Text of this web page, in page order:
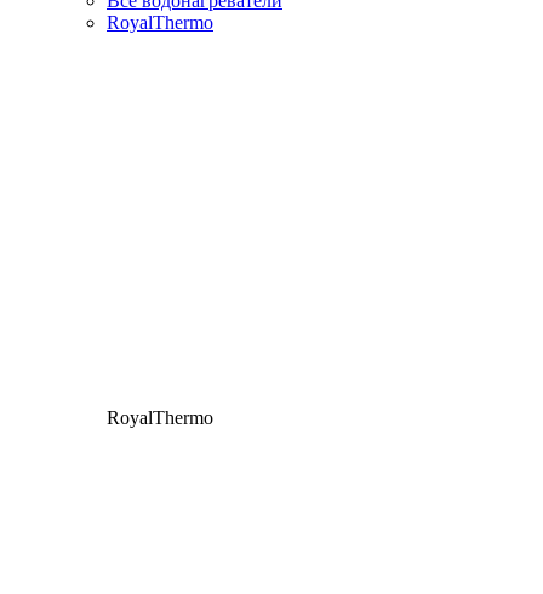
RoyalThermo
RoyalThermo